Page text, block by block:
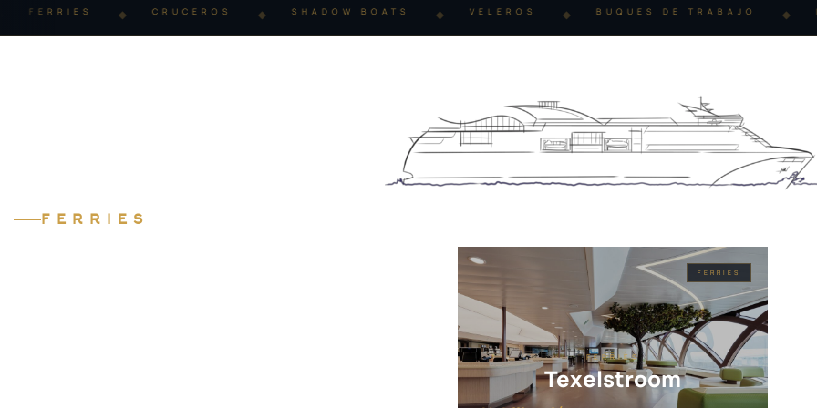
FERRIES ◆ CRUCEROS ◆ SHADOW BOATS ◆ VELEROS ◆ BUQUES DE TRABAJO ◆
FERRIES
FERRIES
FERRIES
Texelstroom